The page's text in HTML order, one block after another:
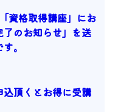
資格取得講座」にお
のお知らせ」を送
。
頂くとお得に受講